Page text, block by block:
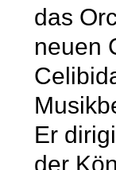
das
neuen
Er
der